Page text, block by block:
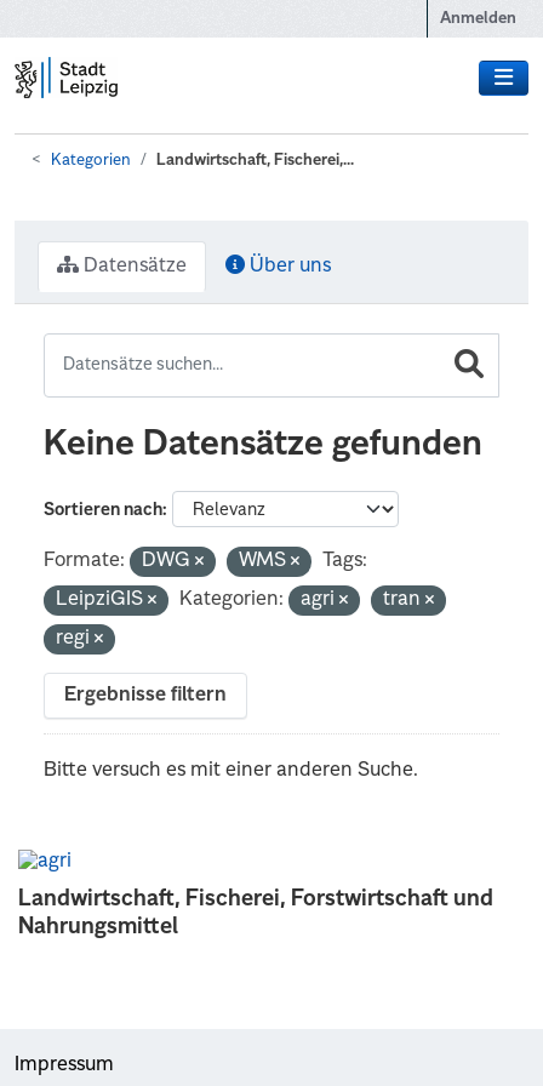
Anmelden
Kategorien Landwirtschaft, Fischerei,...
Landwirtschaft, Fischerei, Forstwirtschaft und
Nahrungsmittel
Datensätze Über uns
Keine Datensätze gefunden
Sortieren nach
Formate: DWG WMS
Tags:
LeipziGIS
Kategorien: agri
tran
regi
Ergebnisse filtern
Bitte versuch es mit einer anderen Suche.
Impressum